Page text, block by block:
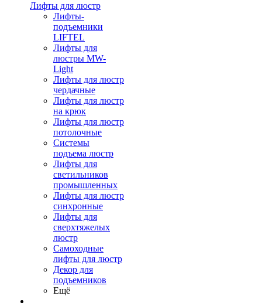
Лифты для люстр
Лифты-
подъемники
LIFTEL
Лифты для
люстры MW-
Light
Лифты для люстр
чердачные
Лифты для люстр
на крюк
Лифты для люстр
потолочные
Системы
подъема люстр
Лифты для
светильников
промышленных
Лифты для люстр
синхронные
Лифты для
сверхтяжелых
люстр
Самоходные
лифты для люстр
Декор для
подъемников
Ещё